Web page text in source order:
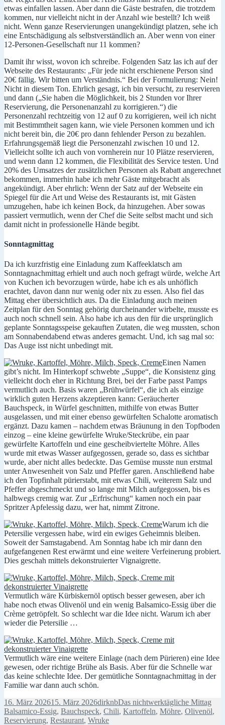
etwas einfallen lassen. Aber dann die Gäste bestrafen, die trotzdem
kommen, nur vielleicht nicht in der Anzahl wie bestellt? Ich weiß
nicht. Wenn ganze Reservierungen unangekündigt platzen, sehe ich
eine Entschädigung als selbstverständlich an. Aber wenn von einer
12-Personen-Gesellschaft nur 11 kommen?
Damit ihr wisst, wovon ich schreibe. Folgenden Satz las ich auf der
Webseite des Restaurants: „Für jede nicht erschienene Person sind
20€ fällig. Wir bitten um Verständnis.“ Bei der Formulierung: Nein!
Nicht in diesem Ton. Ehrlich gesagt, ich bin versucht, zu reservieren
und dann („Sie haben die Möglichkeit, bis 2 Stunden vor Ihrer
Reservierung, die Personenanzahl zu korrigieren.“) die
Personenzahl rechtzeitig von 12 auf 0 zu korrigieren, weil ich nicht
mit Bestimmtheit sagen kann, wie viele Personen kommen und ich
nicht bereit bin, die 20€ pro dann fehlender Person zu bezahlen.
Erfahrungsgemäß liegt die Personenzahl zwischen 10 und 12.
Vielleicht sollte ich auch von vornherein nur 10 Plätze reservieren,
und wenn dann 12 kommen, die Flexibilität des Service testen. Und
20% des Umsatzes der zusätzlichen Personen als Rabatt angerechnet
bekommen, immerhin habe ich mehr Gäste mitgebracht als
angekündigt. Aber ehrlich: Wenn der Satz auf der Webseite ein
Spiegel für die Art und Weise des Restaurants ist, mit Gästen
umzugehen, habe ich keinen Bock, da hinzugehen. Aber sowas
passiert vermutlich, wenn der Chef die Seite selbst macht und sich
damit nicht in professionelle Hände begibt.
Sonntagmittag
Da ich kurzfristig eine Einladung zum Kaffeeklatsch am
Sonntagnachmittag erhielt und auch noch gefragt würde, welche Art
von Kuchen ich bevorzugen würde, habe ich es als unhöflich
erachtet, davon dann nur wenig oder nix zu essen. Also fiel das
Mittag eher übersichtlich aus. Da die Einladung auch meinen
Zeitplan für den Sonntag gehörig durcheinander wirbelte, musste es
auch noch schnell sein. Also habe ich aus den für die ursprünglich
geplante Sonntagsspeise gekauften Zutaten, die weg mussten, schon
am Sonnabendabend etwas anderes gemacht. Und, ich sag mal so:
Das Auge isst nicht unbedingt mit.
Einen Namen
gibt’s nicht. Im Hinterkopf schwebte „Suppe“, die Konsistenz ging
vielleicht doch eher in Richtung Brei, bei der Farbe passt Pamps
vermutlich auch. Basis waren „Brühwürfel“, die ich als einzige
wirklich guten Herzens akzeptieren kann: Geräucherter
Bauchspeck, in Würfel geschnitten, mithilfe von etwas Butter
ausgelassen, und mit einer ebenso gewürfelten Schalotte aromatisch
ergänzt. Dazu kamen – nachdem etwas Bräunung in den Topfboden
einzog – eine kleine gewürfelte Wruke/Steckrübe, ein paar
gewürfelte Kartoffeln und eine gescheibviertelte Möhre. Alles
wurde mit etwas Wasser aufgegossen, gerade so, dass es sichtbar
wurde, aber nicht alles bedeckte. Das Gemüse musste nun erstmal
unter Anwesenheit von Salz und Pfeffer garen. Anschließend habe
ich den Topfinhalt pürierstabt, mit etwas Chili, weiterem Salz und
Pfeffer abgeschmeckt und so lange mit Milch aufgegossen, bis es
halbwegs cremig war. Zur „Erfrischung“ kamen noch ein paar
Spritzer Apfelessig dazu, wer hat, nimmt Zitrone.
Warum ich die
Petersilie vergessen habe, wird ein ewiges Geheimnis bleiben.
Soweit der Samstagabend. Am Sonntag habe ich mir dann den
aufgefangenen Rest erwärmt und eine weitere Verfeinerung probiert.
Dies geschah mittels dekonstruierter Vignaigrette.
Vermutlich wäre Kürbiskernöl optisch besser gewesen, aber ich
habe noch etwas Olivenöl und ein wenig Balsamico-Essig über die
Crème getröpfelt. So schlecht war die Idee nicht. Warum ich aber
wieder die Petersilie …
Vermutlich wäre eine weitere Einlage (nach dem Pürieren) eine Idee
gewesen, oder richtige Brühe als Basis. Aber für die Schnelle war
das keine schlechte Idee. Der gemütliche Sonntagnachmittag in der
Familie war dann auch schön.
Veröffentlicht
am
16. März 202615. März 2026Autor
dirknbKategorien
Das nichtwerktägliche Mittag
Balsamico-Essig, Bauchspeck, Chili, Kartoffeln, Möhre, Olivenöl,
Reservierung, Restaurant, Wruke